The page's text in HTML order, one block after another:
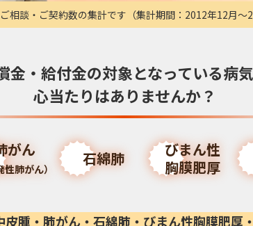
相談・ご契約数の集計です（集計期間：2012年12月〜
金・給付金の対象となっている病
心当たりはありませんか？
がん
肺がん）
石綿肺
びまん性
胸膜肥厚
皮腫・肺がん・石綿肺・びまん性胸膜肥厚・